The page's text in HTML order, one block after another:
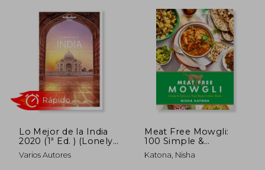
Lo Mejor de la India
2020 (1ª Ed. ) (Lonely
Planet)
Varios Autores
Meat Free Mowgli:
100 Simple &
Delicious Plant-Based
Indian Meals (en
Katona, Nisha